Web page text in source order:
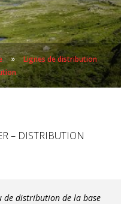
» Lignes de distribution
– DISTRIBUTION
de distribution de la base